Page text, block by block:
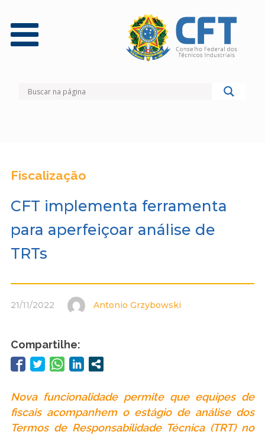
Fiscalização
CFT implementa ferramenta
para aperfeiçoar análise de
TRTs
21/11/2022 Antonio Grzybowski
Compartilhe:
Nova funcionalidade permite que equipes de
fiscais acompanhem o estágio de análise dos
Termos de Responsabilidade Técnica (TRT) no